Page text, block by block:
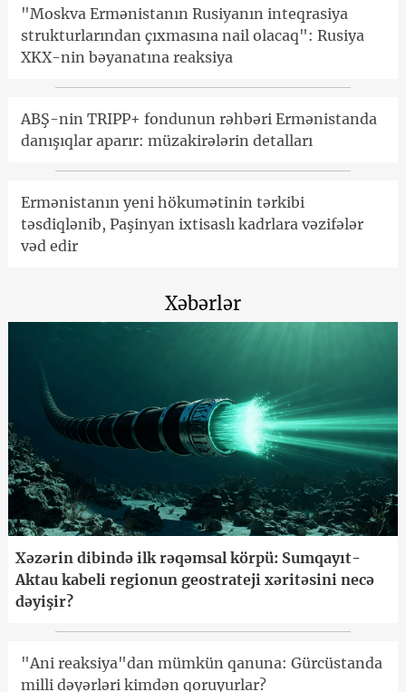
"Moskva Ermənistanın Rusiyanın inteqrasiya
strukturlarından çıxmasına nail olacaq": Rusiya
XKX-nin bəyanatına reaksiya
ABŞ-nin TRIPP+ fondunun rəhbəri Ermənistanda
danışıqlar aparır: müzakirələrin detalları
Ermənistanın yeni hökumətinin tərkibi
təsdiqlənib, Paşinyan ixtisaslı kadrlara vəzifələr
vəd edir
Xəbərlər
Xəzərin dibində ilk rəqəmsal körpü: Sumqayıt-
Aktau kabeli regionun geostrateji xəritəsini necə
dəyişir?
"Ani reaksiya"dan mümkün qanuna: Gürcüstanda
milli dəyərləri kimdən qoruyurlar?